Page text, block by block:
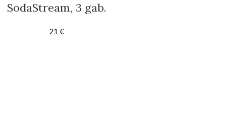
SodaStream, 3 gab.
21 €